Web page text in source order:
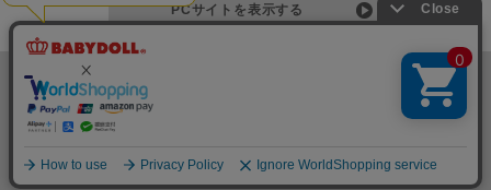
PCサイトを表示する
©Disney ©Disney/Pixar ©Disney. Based on the "Winnie the Pooh" works by A.A. Milne and E.H. Shepard.